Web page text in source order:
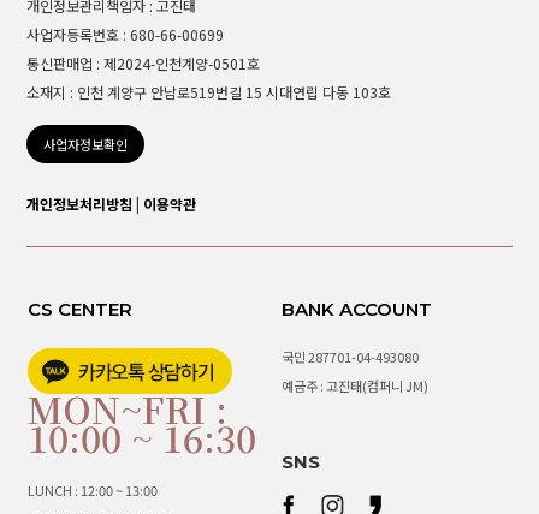
개인정보관리책임자 : 고진태
사업자등록번호 : 680-66-00699
통신판매업 : 제2024-인천계양-0501호
소재지 : 인천 계양구 안남로519번길 15 시대연립 다동 103호
사업자정보확인
개인정보처리방침 | 이용약관
CS CENTER
MON~FRI :
10:00 ~ 16:30
LUNCH : 12:00 ~ 13:00
BANK ACCOUNT
국민 287701-04-493080
예금주 : 고진태(컴퍼니 JM)
SNS